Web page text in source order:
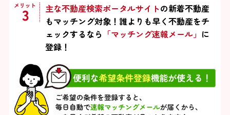
主な不動産検索ポータルサイトの新着不動産
もマッチング対象！ 誰よりも早く不動産をチ
ェックするなら 「マッチング速報メール」 に
登録！